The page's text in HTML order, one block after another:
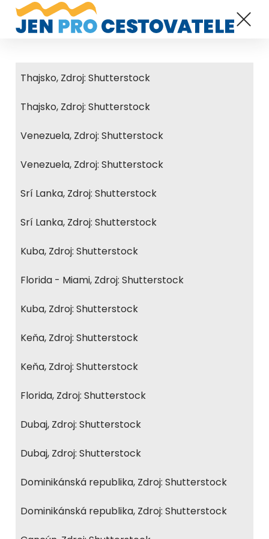
Thajsko, Zdroj: Shutterstock
Thajsko, Zdroj: Shutterstock
Venezuela, Zdroj: Shutterstock
Venezuela, Zdroj: Shutterstock
Srí Lanka, Zdroj: Shutterstock
Srí Lanka, Zdroj: Shutterstock
Kuba, Zdroj: Shutterstock
Florida - Miami, Zdroj: Shutterstock
Kuba, Zdroj: Shutterstock
Keňa, Zdroj: Shutterstock
Keňa, Zdroj: Shutterstock
Florida, Zdroj: Shutterstock
Dubaj, Zdroj: Shutterstock
Dubaj, Zdroj: Shutterstock
Dominikánská republika, Zdroj: Shutterstock
Dominikánská republika, Zdroj: Shutterstock